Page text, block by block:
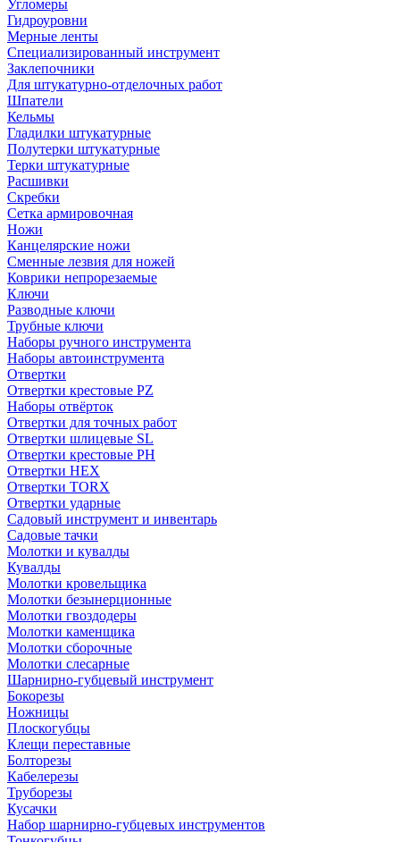
Угломеры
Гидроуровни
Мерные ленты
Специализированный инструмент
Заклепочники
Для штукатурно-отделочных работ
Шпатели
Кельмы
Гладилки штукатурные
Полутерки штукатурные
Терки штукатурные
Расшивки
Скребки
Сетка армировочная
Ножи
Канцелярские ножи
Сменные лезвия для ножей
Коврики непрорезаемые
Ключи
Разводные ключи
Трубные ключи
Наборы ручного инструмента
Наборы автоинструмента
Отвертки
Отвертки крестовые PZ
Наборы отвёрток
Отвертки для точных работ
Отвертки шлицевые SL
Отвертки крестовые PH
Отвертки HEX
Отвертки TORX
Отвертки ударные
Садовый инструмент и инвентарь
Садовые тачки
Молотки и кувалды
Кувалды
Молотки кровельщика
Молотки безынерционные
Молотки гвоздодеры
Молотки каменщика
Молотки сборочные
Молотки слесарные
Шарнирно-губцевый инструмент
Бокорезы
Ножницы
Плоскогубцы
Клещи переставные
Болторезы
Кабелерезы
Труборезы
Кусачки
Набор шарнирно-губцевых инструментов